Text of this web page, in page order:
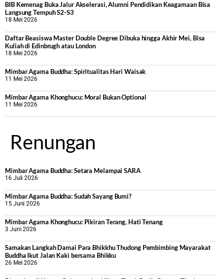
BIB Kemenag Buka Jalur Akselerasi, Alumni Pendidikan Keagamaan Bisa
Langsung Tempuh S2-S3
18 Mei 2026
Daftar Beasiswa Master Double Degree Dibuka hingga Akhir Mei, Bisa
Kuliah di Edinbrugh atau London
18 Mei 2026
Mimbar Agama Buddha: Spiritualitas Hari Waisak
11 Mei 2026
Mimbar Agama Khonghucu: Moral Bukan Optional
11 Mei 2026
Renungan
Mimbar Agama Buddha: Setara Melampai SARA
16 Juli 2026
Mimbar Agama Buddha: Sudah Sayang Bumi?
15 Juni 2026
Mimbar Agama Khonghucu: Pikiran Terang, Hati Tenang
3 Juni 2026
Samakan Langkah Damai Para Bhikkhu Thudong Pembimbing Mayarakat
Buddha Ikut Jalan Kaki bersama Bhikku
26 Mei 2026